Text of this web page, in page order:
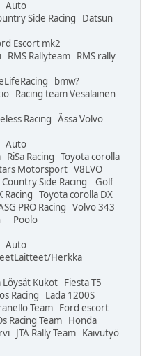
Auto
Side Racing Datsun
Escort mk2
Rallyteam RMS rally
bmw?
Racing team Vesalainen
Racing Ässä Volvo
Auto
Racing Toyota corolla
Motorsport V8LVO
Side Racing Golf
Toyota corolla DX
PRO Racing Volvo 343
Poolo
Auto
Herkka
Kukot Fiesta T5
Racing Lada 1200S
Team Ford escort
Racing Team Honda
JTA Rally Team Kaivutyö